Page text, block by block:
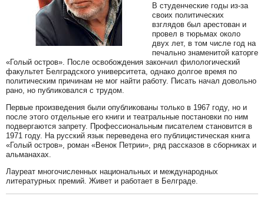
В студенческие годы из-за
своих политических
взглядов был арестован и
провел в тюрьмах около
двух лет, в том числе год на
печально знаменитой каторге
«Голый остров». После освобождения закончил филологический
факультет Белградского университета, однако долгое время по
политическим причинам не мог найти работу. Писать начал довольно
рано, но публиковался с трудом.
Первые произведения были опубликованы только в 1967 году, но и
после этого отдельные его книги и театральные постановки по ним
подвергаются запрету. Профессиональным писателем становится в
1971 году. На русский язык переведена его публицистическая книга
«Голый остров», роман «Венок Петрии», ряд рассказов в сборниках и
альманахах.
Лауреат многочисленных национальных и международных
литературных премий. Живет и работает в Белграде.